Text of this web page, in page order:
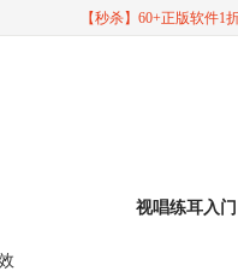
【秒杀】60+正版软件1
视唱练耳入门